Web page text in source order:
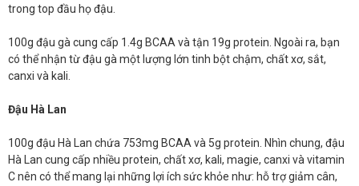
trong top đầu họ đậu.
100g đậu gà cung cấp 1.4g BCAA và tận 19g protein. Ngoài ra, bạn
có thể nhận từ đậu gà một lượng lớn tinh bột chậm, chất xơ, sắt,
canxi và kali.
Đậu Hà Lan
100g đậu Hà Lan chứa 753mg BCAA và 5g protein. Nhìn chung, đậu
Hà Lan cung cấp nhiều protein, chất xơ, kali, magie, canxi và vitamin
C nên có thể mang lại những lợi ích sức khỏe như: hỗ trợ giảm cân,